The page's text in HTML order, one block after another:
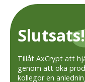
Slutsats!
Tillåt AxCrypt att
genom att öka
kollegor en